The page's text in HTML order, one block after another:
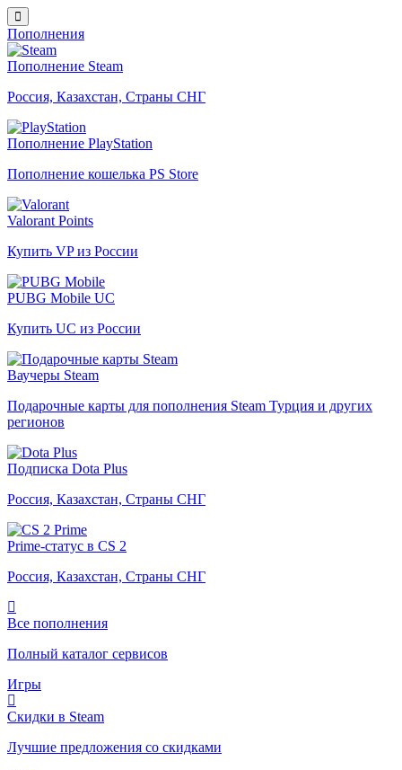
Пополнения
Пополнение Steam
Россия, Казахстан, Страны СНГ
Пополнение PlayStation
Пополнение кошелька PS Store
Valorant Points
Купить VP из России
PUBG Mobile UC
Купить UC из России
Ваучеры Steam
Подарочные карты для пополнения Steam Турция и других
регионов
Подписка Dota Plus
Россия, Казахстан, Страны СНГ
Prime-статус в CS 2
Россия, Казахстан, Страны СНГ
Все пополнения
Полный каталог сервисов
Игры
Скидки в Steam
Лучшие предложения со скидками